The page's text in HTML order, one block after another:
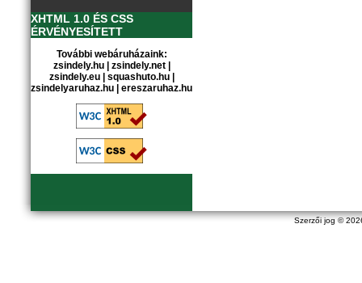
Szerzői jog ©
XHTML 1.0 ÉS CSS
ÉRVÉNYESÍTETT
További webáruházaink:
zsindely.hu| zsindely.net|
zsindely.eu| squashuto.hu|
zsindelyaruhaz.hu
ereszaruhaz.hu